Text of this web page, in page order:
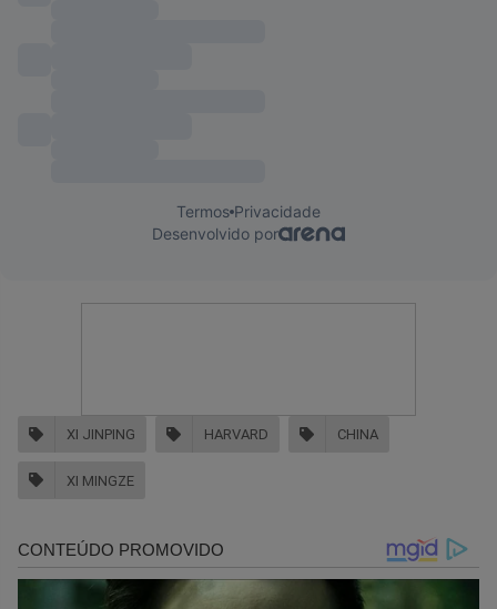
XI JINPING HARVARD CHINA
XI MINGZE